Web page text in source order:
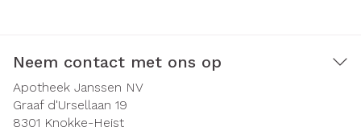
Neem contact met ons op
Apotheek Janssen NV
Graaf d'Ursellaan 19
8301 Knokke-Heist